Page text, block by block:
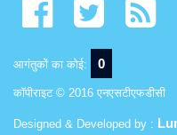
आगंतुकों का कोई: 0
कॉपीराइट © 2016 एनएसटीएफडीसी
Designed & Developed by :